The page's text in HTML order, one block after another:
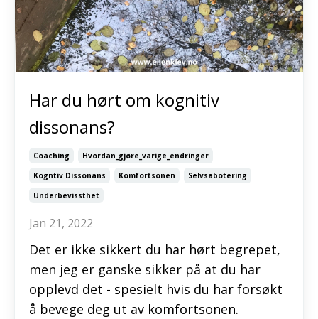
Har du hørt om kognitiv
dissonans?
Coaching
Hvordan_gjøre_varige_endringer
Kogntiv Dissonans
Komfortsonen
Selvsabotering
Underbevissthet
Jan 21, 2022
Det er ikke sikkert du har hørt begrepet,
men jeg er ganske sikker på at du har
opplevd det - spesielt hvis du har forsøkt
å bevege deg ut av komfortsonen.